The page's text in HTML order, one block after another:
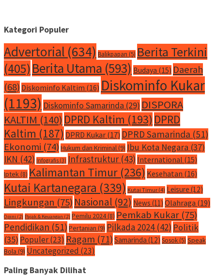
Kategori Populer
Advertorial (634) Balikpapan (5) Berita Terkini
(405)Berita Utama (593) Budaya (15) Daerah
(68) Diskominfo Kaltim (16) Diskominfo Kukar
(1193) Diskominfo Samarinda (29) DISPORA
KALTIM (140) DPRD Kaltim (193) DPRD
Kaltim (187) DPRD Kukar (17) DPRD Samarinda (51)
Ekonomi (74) Hukum dan Kriminal(9) Ibu Kota Negara (37)
IKN (42) Infografis (3) Infrastruktur (43) International (15)
Iptek(8) Kalimantan Timur (236) Kesehatan (16)
Kutai Kartanegara (339) Kutai Timur (4) Leisure (12)
Lingkungan (75) Nasional (92) News (11) Olahraga (19)
Opini (2) Pajak & Keuangan (2) Pemilu 2024(8) Pemkab Kukar (75)
Pendidikan (51) Pertanian (9) Pilkada 2024(42) Politik
(35) Populer(23) Ragam (71) Samarinda (12) Sosok(5) Speak
Bola (9) Uncategorized (23)
Paling Banyak Dilihat